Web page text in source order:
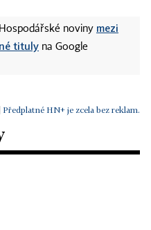
noviny mezi
tituly na Google
Předplatné HN+ je zcela bez reklam.